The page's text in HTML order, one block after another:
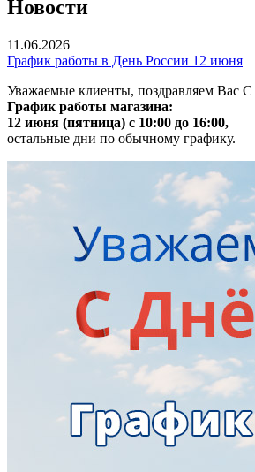
Новости
11.06.2026
График работы в День России 12 июня
Уважаемые клиенты, поздравляем Вас
График работы магазина:
12 июня (пятница) с 10:00 до 16:00,
остальные дни по обычному графику.